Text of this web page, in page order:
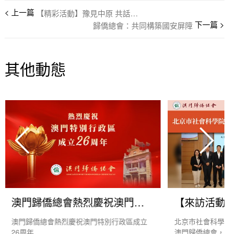
【精彩活動】豫見中原 共話發展｜僑總畢理事長應邀出席2026豫商大會及系列經貿文化交流活動跨越千山萬水 黃帝故里拜祖
歸僑總會：共同構築國安屏障
其他動態
澳門歸僑總會熱烈慶祝澳門特別行政區成立26周年
澳門歸僑總會熱烈慶祝澳門特別行政區成立
北京市社會科學